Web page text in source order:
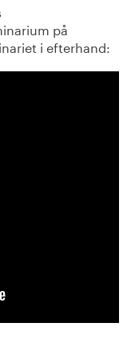
på
i efterhand: